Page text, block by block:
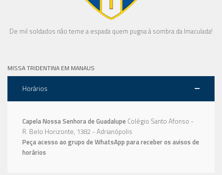
De mil soldados não teme a espada quem pugna à sombra da Imaculada!
MISSA TRIDENTINA EM MANAUS
Horários
Capela Nossa Senhora de Guadalupe Colégio Santo Afonso -
R. Belo Horizonte, 1382 - Adrianópolis
Peça acesso ao grupo de WhatsApp para receber os avisos de
horários